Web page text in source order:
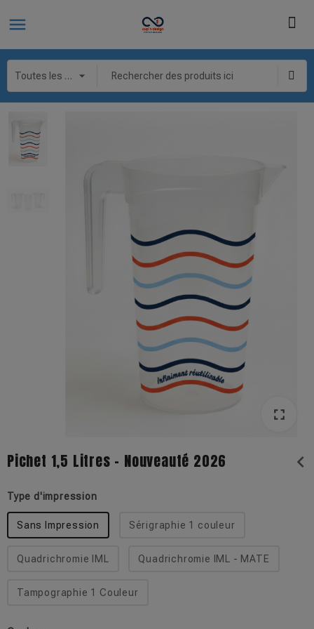
fullscreen
fullscreen
Pichet 1,5 Litres - Nouveauté 2026 chevron_left
Type d'impression
Sans Impression Sérigraphie 1 couleur
Quadrichromie IML Quadrichromie IML - MATE
Tampographie 1 Couleur